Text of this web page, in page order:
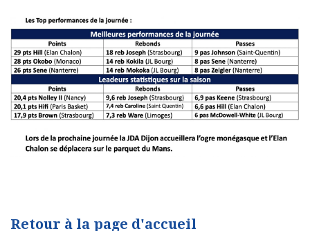
Retour à la page d'accueil